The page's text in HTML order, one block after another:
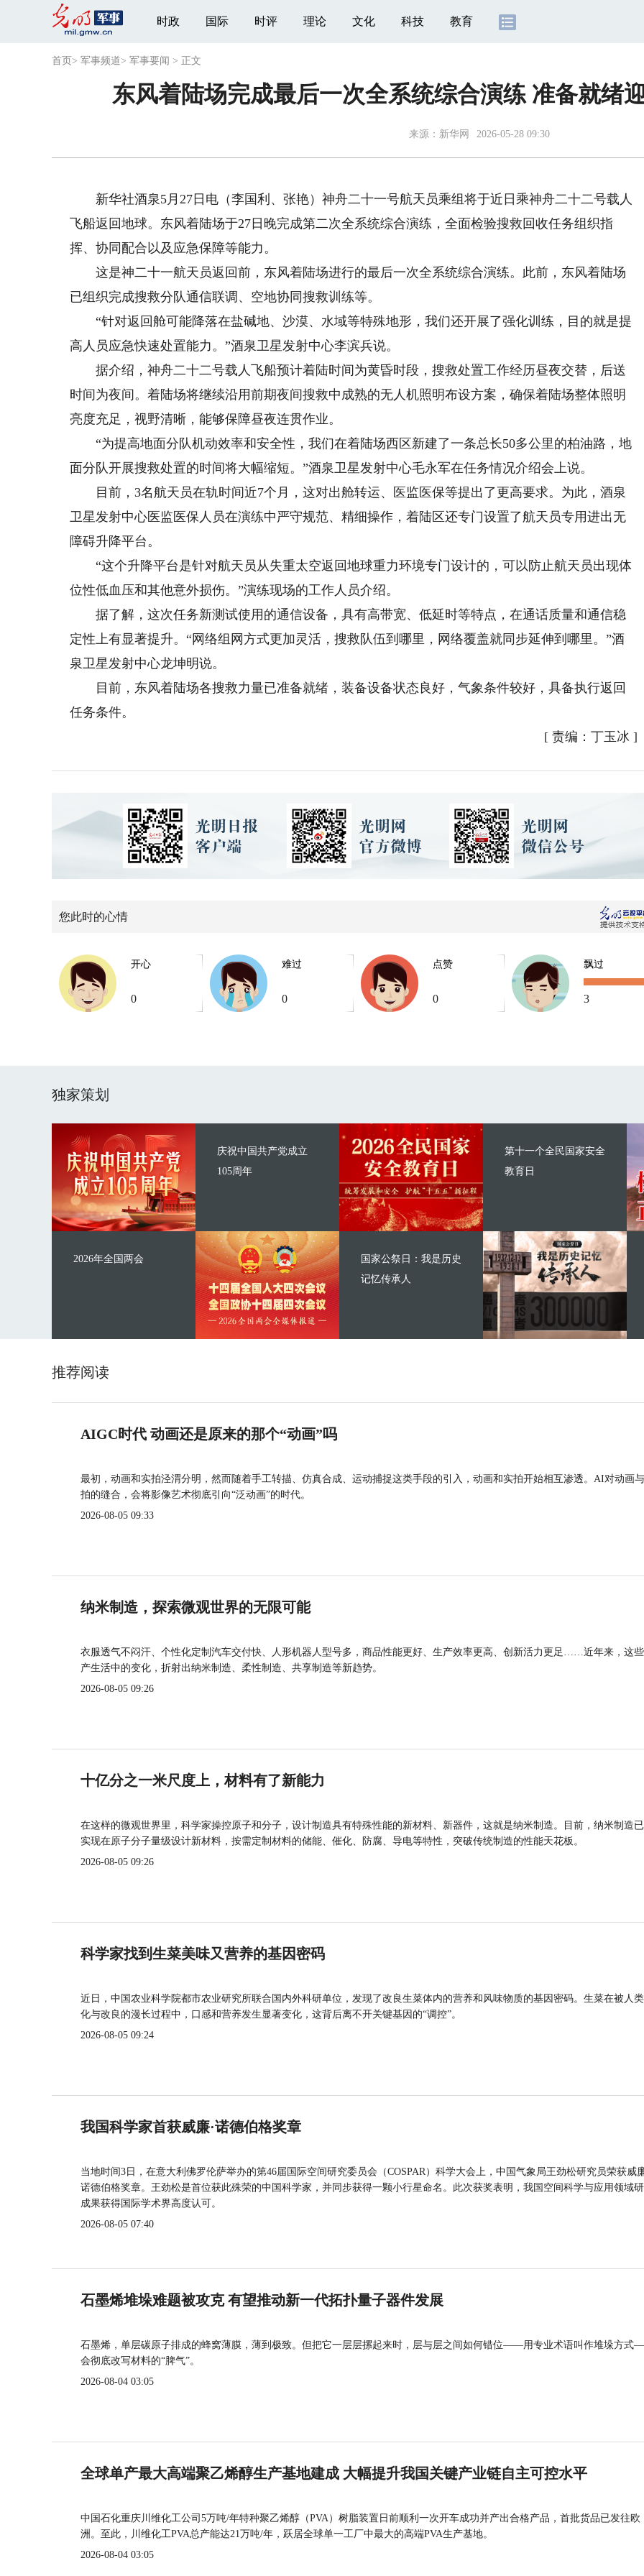
时政 国际 时评 理论 文化 科技 教育
首页 > 军事频道> 军事要闻 > 正文
东风着陆场完成最后一次全系统综合演练 准备就绪
来源： 新华网 2026-05-28 09:30
新华社酒泉5月27日电（李国利、张艳）神舟二十一号航天员乘组将于近日乘神舟二十二号载人
飞船返回地球。东风着陆场于27日晚完成第二次全系统综合演练，全面检验搜救回收任务组织指
挥、协同配合以及应急保障等能力。
这是神二十一航天员返回前，东风着陆场进行的最后一次全系统综合演练。此前，东风着陆场
已组织完成搜救分队通信联调、空地协同搜救训练等。
“针对返回舱可能降落在盐碱地、沙漠、水域等特殊地形，我们还开展了强化训练，目的就是提
高人员应急快速处置能力。”酒泉卫星发射中心李滨兵说。
据介绍，神舟二十二号载人飞船预计着陆时间为黄昏时段，搜救处置工作经历昼夜交替，后送
时间为夜间。着陆场将继续沿用前期夜间搜救中成熟的无人机照明布设方案，确保着陆场整体照明
亮度充足，视野清晰，能够保障昼夜连贯作业。
“为提高地面分队机动效率和安全性，我们在着陆场西区新建了一条总长50多公里的柏油路，地
面分队开展搜救处置的时间将大幅缩短。”酒泉卫星发射中心毛永军在任务情况介绍会上说。
目前，3名航天员在轨时间近7个月，这对出舱转运、医监医保等提出了更高要求。为此，酒泉
卫星发射中心医监医保人员在演练中严守规范、精细操作，着陆区还专门设置了航天员专用进出无
障碍升降平台。
“这个升降平台是针对航天员从失重太空返回地球重力环境专门设计的，可以防止航天员出现体
位性低血压和其他意外损伤。”演练现场的工作人员介绍。
据了解，这次任务新测试使用的通信设备，具有高带宽、低延时等特点，在通话质量和通信稳
定性上有显著提升。“网络组网方式更加灵活，搜救队伍到哪里，网络覆盖就同步延伸到哪里。”酒
泉卫星发射中心龙坤明说。
目前，东风着陆场各搜救力量已准备就绪，装备设备状态良好，气象条件较好，具备执行返回
任务条件。
[ 责编：丁玉冰 ]
您此时的心情
开心
0
难过
0
点赞
0
飘过
3
独家策划
庆祝中国共产党成立
105周年
2026年全国两会
第十一个全民国家安全
教育日
国家公祭日：我是历史
记忆传承人
推荐阅读
AIGC时代 动画还是原来的那个“动画”吗
最初，动画和实拍泾渭分明，然而随着手工转描、仿真合成、运动捕捉这类手段的引入，动画和实拍开始相互渗透。AI对动画
拍的缝合，会将影像艺术彻底引向“泛动画”的时代。
2026-08-05 09:33
纳米制造，探索微观世界的无限可能
衣服透气不闷汗、个性化定制汽车交付快、人形机器人型号多，商品性能更好、生产效率更高、创新活力更足……近年来，这
产生活中的变化，折射出纳米制造、柔性制造、共享制造等新趋势。
2026-08-05 09:26
十亿分之一米尺度上，材料有了新能力
在这样的微观世界里，科学家操控原子和分子，设计制造具有特殊性能的新材料、新器件，这就是纳米制造。目前，纳米制造
实现在原子分子量级设计新材料，按需定制材料的储能、催化、防腐、导电等特性，突破传统制造的性能天花板。
2026-08-05 09:26
科学家找到生菜美味又营养的基因密码
近日，中国农业科学院都市农业研究所联合国内外科研单位，发现了改良生菜体内的营养和风味物质的基因密码。生菜在被人
化与改良的漫长过程中，口感和营养发生显著变化，这背后离不开关键基因的“调控”。
2026-08-05 09:24
我国科学家首获威廉·诺德伯格奖章
当地时间3日，在意大利佛罗伦萨举办的第46届国际空间研究委员会（COSPAR）科学大会上，中国气象局王劲松研究员荣获威
诺德伯格奖章。王劲松是首位获此殊荣的中国科学家，并同步获得一颗小行星命名。此次获奖表明，我国空间科学与应用领域
成果获得国际学术界高度认可。
2026-08-05 07:40
石墨烯堆垛难题被攻克 有望推动新一代拓扑量子器件发展
石墨烯，单层碳原子排成的蜂窝薄膜，薄到极致。但把它一层层摞起来时，层与层之间如何错位——用专业术语叫作堆垛方
会彻底改写材料的“脾气”。
2026-08-04 03:05
全球单产最大高端聚乙烯醇生产基地建成 大幅提升我国关键产业链自主可控水平
中国石化重庆川维化工公司5万吨/年特种聚乙烯醇（PVA）树脂装置日前顺利一次开车成功并产出合格产品，首批货品已发往欧
洲。至此，川维化工PVA总产能达21万吨/年，跃居全球单一工厂中最大的高端PVA生产基地。
2026-08-04 03:05